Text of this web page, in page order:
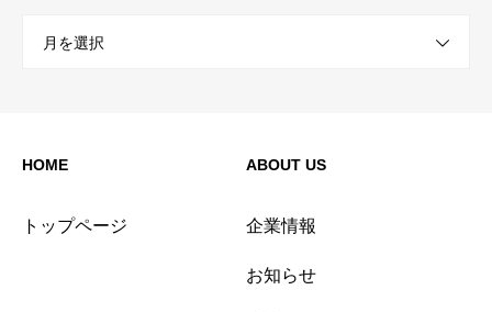
月を選択
HOME
トップページ
ABOUT US
企業情報
お知らせ